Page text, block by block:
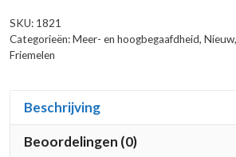
SKU: 1821
Categorieën:Meer- en hoogbegaafdheid, Nieuw,
Friemelen
Beschrijving
Beoordelingen (0)